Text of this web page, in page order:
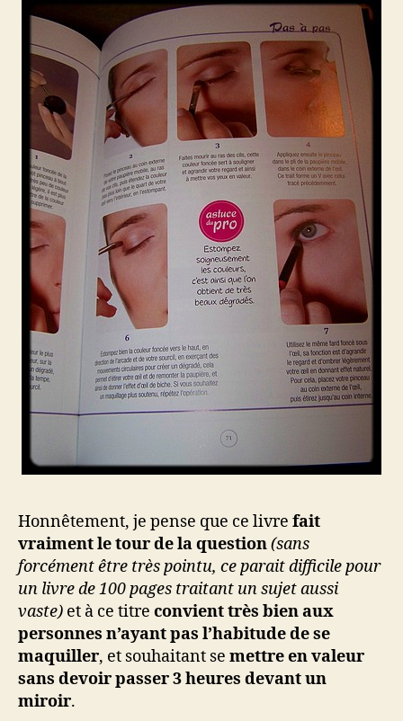
Honnêtement, je pense que ce livre fait
vraiment le tour de la question(sans
forcément être très pointu, ce parait difficile pour
un livre de 100 pages traitant un sujet aussi
vaste) et à ce titre convient très bien aux
personnes n’ayant pas l’habitude de se
maquiller, et souhaitant se mettre en valeur
sans devoir passer 3 heures devant un
miroir.